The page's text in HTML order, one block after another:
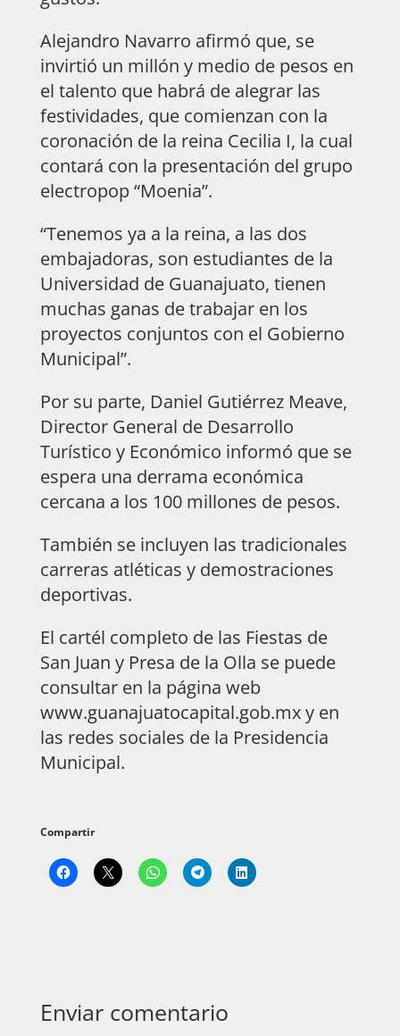
Alejandro Navarro afirmó que, se
invirtió un millón y medio de pesos en
el talento que habrá de alegrar las
festividades, que comienzan con la
coronación de la reina Cecilia I, la cual
contará con la presentación del grupo
electropop “Moenia”.
“Tenemos ya a la reina, a las dos
embajadoras, son estudiantes de la
Universidad de Guanajuato, tienen
muchas ganas de trabajar en los
proyectos conjuntos con el Gobierno
Municipal”.
Por su parte, Daniel Gutiérrez Meave,
Director General de Desarrollo
Turístico y Económico informó que se
espera una derrama económica
cercana a los 100 millones de pesos.
También se incluyen las tradicionales
carreras atléticas y demostraciones
deportivas.
El cartél completo de las Fiestas de
San Juan y Presa de la Olla se puede
consultar en la página web
www.guanajuatocapital.gob.mx y en
las redes sociales de la Presidencia
Municipal.
Compartir
Enviar comentario